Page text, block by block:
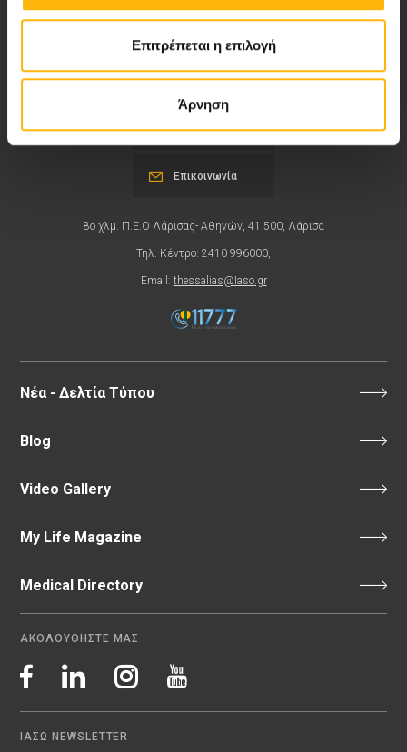
Επιτρέπεται η επιλογή
Άρνηση
Περιοχή Ιατρών
Εκδηλώσεις
8ο χλμ. Π.Ε.Ο Λάρισας- Αθηνών, 41 500, Λάρισα
Τηλ. Κέντρο: 2410 996000,
Email: thessalias@Iaso.gr
Επικοινωνία
Νέα - Δελτία Τύπου
Blog
Video Gallery
My Life Magazine
Medical Directory
ΑΚΟΛΟΥΘΗΣΤΕ ΜΑΣ
ΙΑΣΩ NEWSLETTER